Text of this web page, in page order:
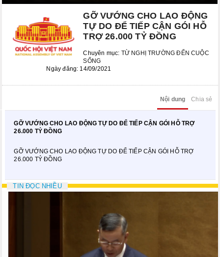
Kỳ họp thứ 6
Kỳ họp thứ 5
KỲ HỌP BẤT THƯỜNG LẦN THỨ 2
Phiên họp thứ 35
Phiên họp thứ 39
Phiên họp thứ 42
GỠ VƯỚNG CHO LAO ĐỘNG
TỰ DO ĐỂ TIẾP CẬN GÓI HỖ
TRỢ 26.000 TỶ ĐỒNG
Chuyên mục: TỪ NGHỊ TRƯỜNG ĐẾN CUỘC
SỐNG
Ngày đăng: 14/09/2021
Chia sẻ
Nội dung
GỠ VƯỚNG CHO LAO ĐỘNG TỰ DO ĐỂ TIẾP CẬN GÓI HỖ TRỢ
26.000 TỶ ĐỒNG
GỠ VƯỚNG CHO LAO ĐỘNG TỰ DO ĐỂ TIẾP CẬN GÓI HỖ TRỢ
26.000 TỶ ĐỒNG
TIN ĐỌC NHIỀU